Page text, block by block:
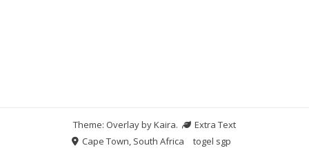
Theme: Overlay byKaira.
Extra Text
Cape Town, South Africa
togel sgp